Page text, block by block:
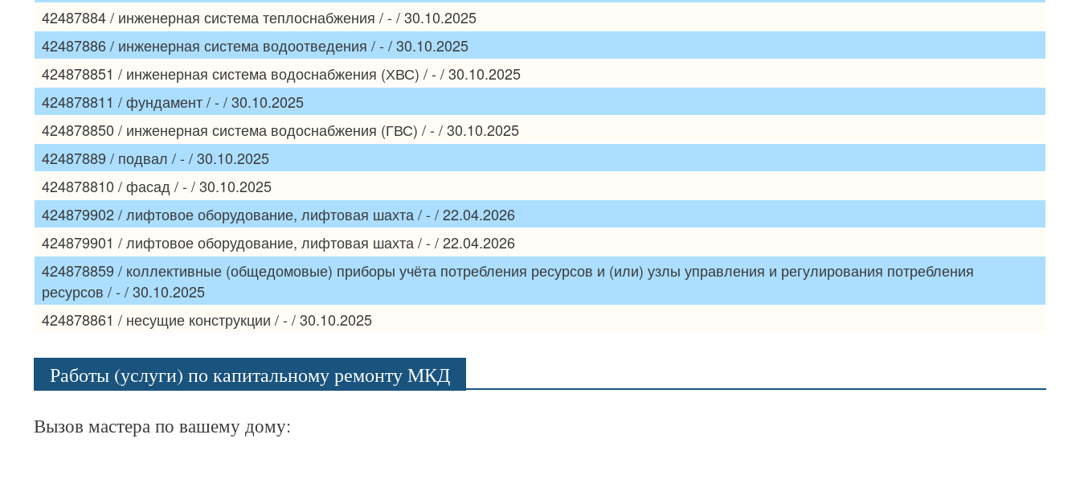
42487884 / инженерная система теплоснабжения / - / 30.10.2025
42487886 / инженерная система водоотведения / - / 30.10.2025
424878851 / инженерная система водоснабжения (ХВС) / - / 30.10.2025
424878811 / фундамент / - / 30.10.2025
424878850 / инженерная система водоснабжения (ГВС) / - / 30.10.2025
42487889 / подвал / - / 30.10.2025
424878810 / фасад / - / 30.10.2025
424879902 / лифтовое оборудование, лифтовая шахта / - / 22.04.2026
424879901 / лифтовое оборудование, лифтовая шахта / - / 22.04.2026
424878859 / коллективные (общедомовые) приборы учёта потребления ресурсов и (или) узлы управления и регулирования потребления
ресурсов / - / 30.10.2025
424878861 / несущие конструкции / - / 30.10.2025
Работы (услуги) по капитальному ремонту МКД
Вызов мастера по вашему дому: